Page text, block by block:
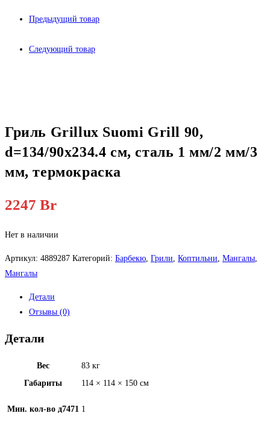
Предыдущий товар
Следующий товар
Гриль Grillux Suomi Grill 90,
d=134/90х234.4 см, сталь 1 мм/2 мм/3
мм, термокраска
2247 Br
Нет в наличии
Артикул: 4889287 Категорий: Барбекю, Грили, Коптильни, Мангалы,
Мангалы
Детали
Отзывы (0)
Детали
Вес
83 кг
Габариты
114 × 114 × 150 см
Мин. кол-во д7471 1